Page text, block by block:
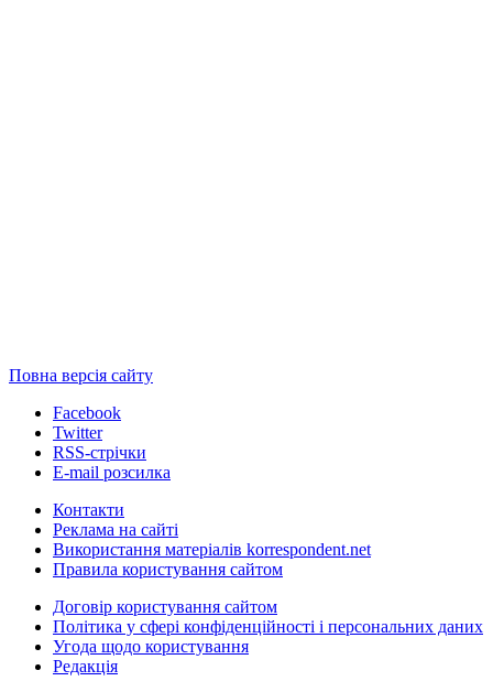
Повна версія сайту
Facebook
Twitter
RSS-стрічки
E-mail розсилка
Контакти
Реклама на сайті
Використання матеріалів korrespondent.net
Правила користування сайтом
Договір користування сайтом
Політика у сфері конфіденційності і персональних даних
Угода щодо користування
Редакція